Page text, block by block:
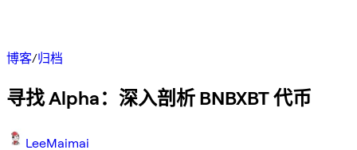
博客/归档
寻找 Alpha：深入剖析 BNBXBT 代币
LeeMaimai